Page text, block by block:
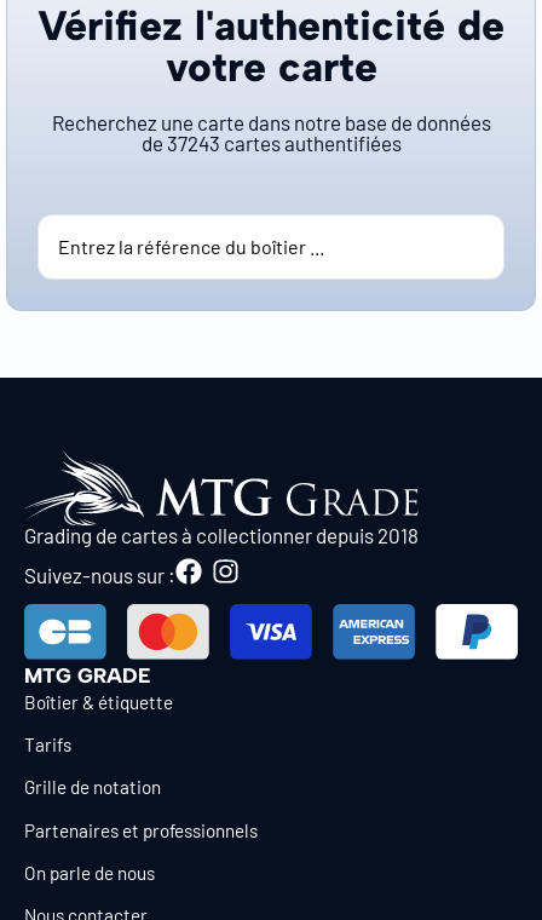
Vérifiez l'authenticité de
votre carte
Recherchez une carte dans notre base de données
de 37243 cartes authentifiées
Grading de cartes à collectionner depuis 2018
Suivez-nous sur :
MTG GRADE
Boîtier & étiquette
Tarifs
Grille de notation
Partenaires et professionnels
On parle de nous
Nous contacter